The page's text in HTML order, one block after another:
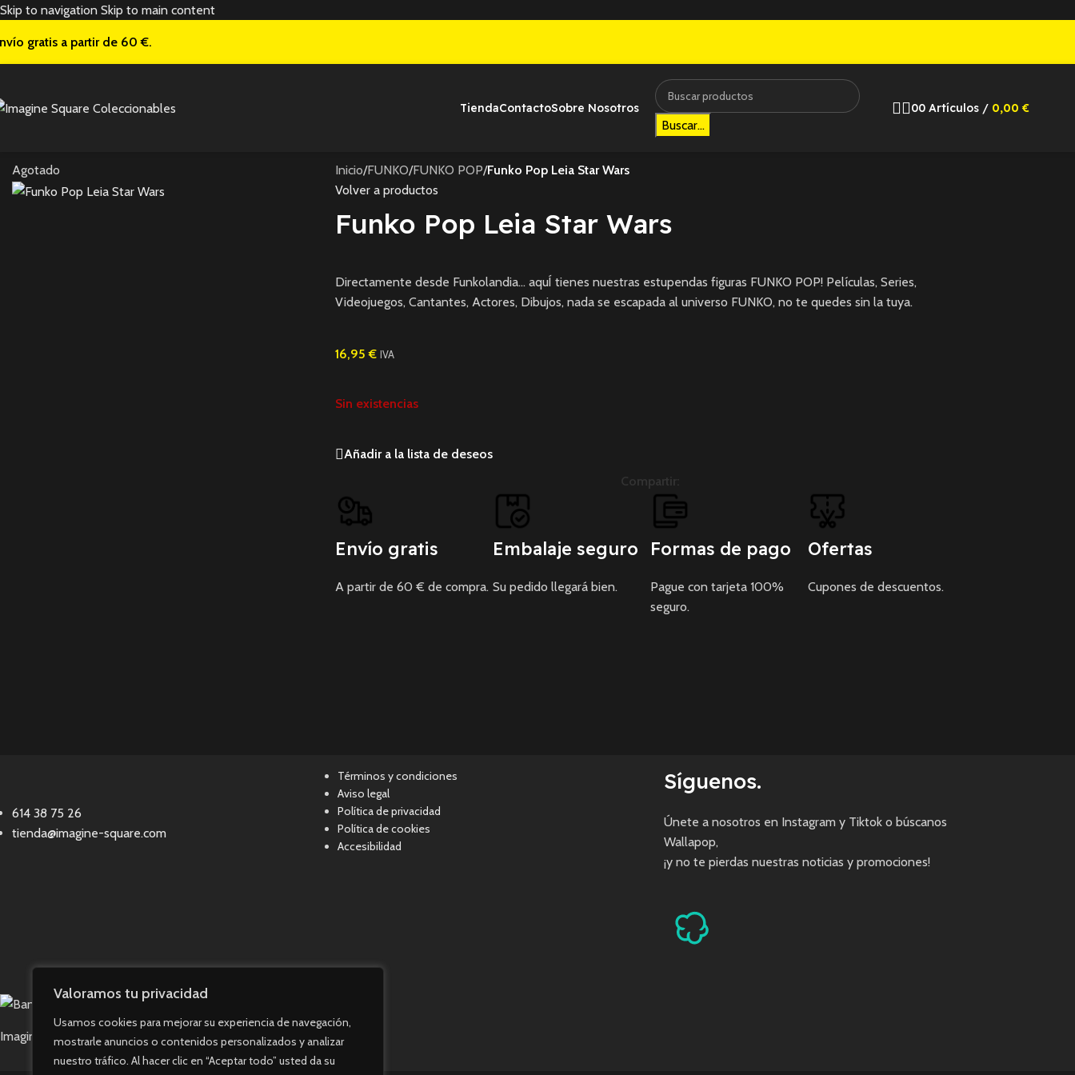
Valoramos tu privacidad
Usamos cookies para mejorar su experiencia de navegación,
mostrarle anuncios o contenidos personalizados y analizar
nuestro tráfico. Al hacer clic en “Aceptar todo” usted da su
Skip to navigation Skip to main content
gratis a partir de 60 €.
TiendaContactoSobre Nosotros
Buscar...
00 Artículos / 0,00 €
Agotado Inicio/FUNKO/FUNKO POP/Funko Pop Leia Star Wars
Volver a productos
Funko Pop Leia Star Wars
Directamente desde Funkolandia… aquÍ tienes nuestras estupendas figuras FUNKO POP! Películas, Series,
Videojuegos, Cantantes, Actores, Dibujos, nada se escapada al universo FUNKO, no te quedes sin la tuya.
16,95€ IVA
Sin existencias
Añadir a la lista de deseos
Compartir:
Envío gratis
A partir de 60 € de compra.
Embalaje seguro
Su pedido llegará bien.
Formas de pago
Pague con tarjeta 100%
seguro.
Ofertas
Cupones de descuentos.
614 38 75 26
tienda@imagine-square.com
Términos y condiciones
Aviso legal
Política de privacidad
Política de cookies
Accesibilidad
Síguenos.
Únete a nosotros en Instagram y Tiktok o búscanos
Wallapop,
¡y no te pierdas nuestras noticias y promociones!
Imagine Square © 2023. Todos los derechos reservados.